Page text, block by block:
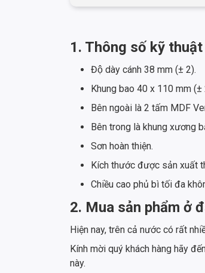
1. Thông số kỹ thuật
Độ dày cánh 38 mm (± 2).
Khung bao 40 x 110 mm
Bên ngoài là 2 tấm MDF
Bên trong là khung xương
Sơn hoàn thiện.
Kích thước được sản xuất
Chiều cao phủ bì tối đa
2. Mua sản phẩm ở
Hiện nay, trên cả nước có rất
Kính mời quý khách hàng hãy
này.